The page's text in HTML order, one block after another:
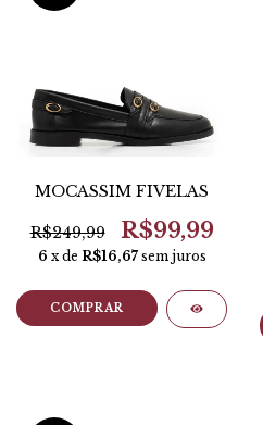
MOCASSIM FIVELAS
R$249,99 R$99,99
6 x de R$16,67 sem juros
COMPRAR